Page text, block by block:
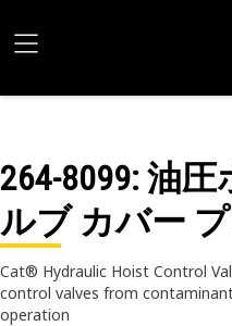
264-8099: 油圧
ルブ カバー
Cat® Hydraulic Hoist Control
control valves from
operation